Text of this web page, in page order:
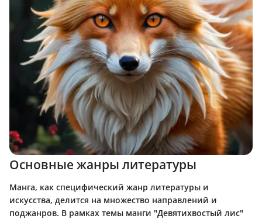
Основные жанры литературы
Манга, как специфический жанр литературы и
искусства, делится на множество направлений и
поджанров. В рамках темы манги "Девятихвостый лис"